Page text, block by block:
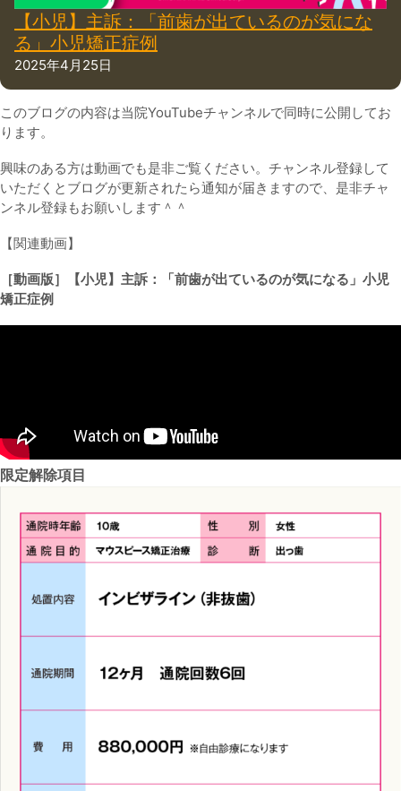
【小児】主訴：「前歯が出ているのが気にな
る」小児矯正症例
2025年4月25日
このブログの内容は当院YouTubeチャンネルで同時に公開してお
ります。
興味のある方は動画でも是非ご覧ください。チャンネル登録して
いただくとブログが更新されたら通知が届きますので、是非チャ
ンネル登録もお願いします＾＾
【関連動画】
［動画版］【小児】主訴：「前歯が出ているのが気になる」小児
矯正症例
限定解除項目